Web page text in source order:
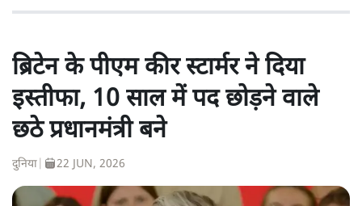
ब्रिटेन के पीएम कीर स्टार्मर ने दिया
इस्तीफा, 10 साल में पद छोड़ने वाले
छठे प्रधानमंत्री बने
दुनिया 22 JUN, 2026